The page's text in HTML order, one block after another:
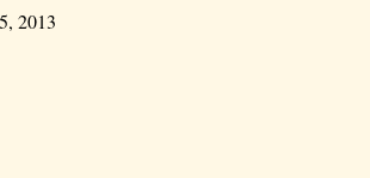
2013